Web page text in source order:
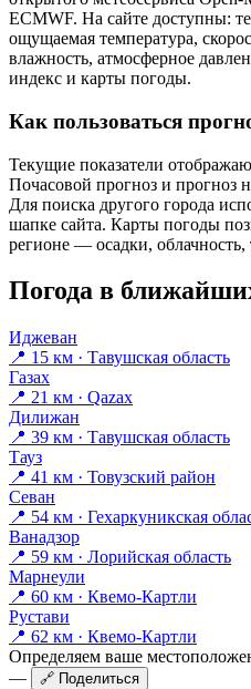
ECMWF. На сайте доступны:
ощущаемая температура,
влажность, атмосферное
индекс и карты погоды.
Как пользоваться
Текущие показатели
Почасовой прогноз и прогноз
Для поиска другого города
шапке сайта. Карты погоды
регионе — осадки, облачность,
Погода в
Иджеван
📍 15 км · Тавушская область
Газах
📍 21 км · Qazax
Дилижан
📍 39 км · Тавушская область
Тауз
📍 41 км · Товузский район
Севан
📍 54 км · Гехаркуникская
Ванадзор
📍 59 км · Лорийская область
Марнеули
📍 60 км · Квемо-Картли
Рустави
📍 62 км · Квемо-Картли
Определяем ваше
—
🔗 Поделиться